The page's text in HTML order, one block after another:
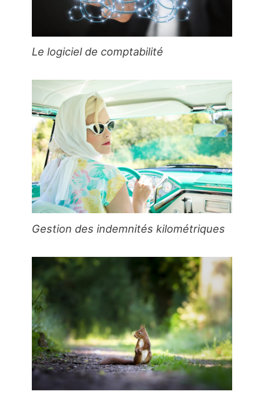
Le logiciel de comptabilité
Gestion des indemnités kilométriques